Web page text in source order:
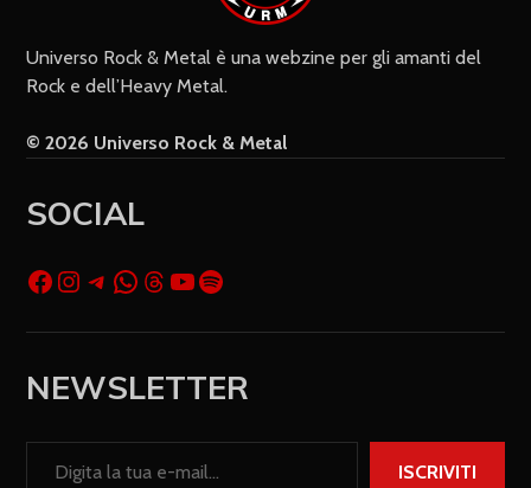
Universo Rock & Metal è una webzine per gli amanti del
Rock e dell’Heavy Metal.
© 2026 Universo Rock & Metal
SOCIAL
NEWSLETTER
ISCRIVITI